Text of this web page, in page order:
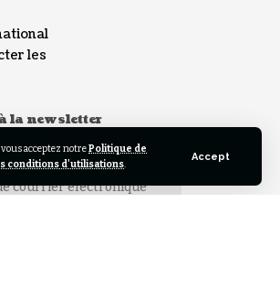
acceptez notrePolitique de
conditions d'utilisations.
Accept
les
la newsletter